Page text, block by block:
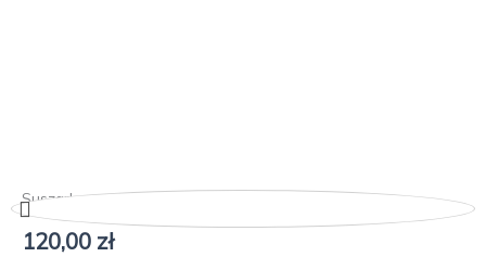
Suszarka z ociekaczem 80cm do szafki
120,00 zł